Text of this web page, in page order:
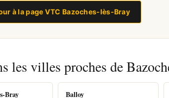
à la page VTC Bazoches-lès-Bray
les villes proches de
Bray Balloy